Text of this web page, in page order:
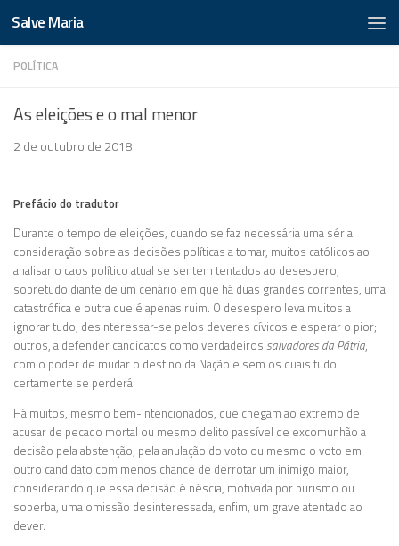
Salve Maria
POLÍTICA
As eleições e o mal menor
2 de outubro de 2018
Prefácio do tradutor
Durante o tempo de eleições, quando se faz necessária uma séria
consideração sobre as decisões políticas a tomar, muitos católicos ao
analisar o caos político atual se sentem tentados ao desespero,
sobretudo diante de um cenário em que há duas grandes correntes, uma
catastrófica e outra que é apenas ruim. O desespero leva muitos a
ignorar tudo, desinteressar-se pelos deveres cívicos e esperar o pior;
outros, a defender candidatos como verdadeiros salvadores da Pátria,
com o poder de mudar o destino da Nação e sem os quais tudo
certamente se perderá.
Há muitos, mesmo bem-intencionados, que chegam ao extremo de
acusar de pecado mortal ou mesmo delito passível de excomunhão a
decisão pela abstenção, pela anulação do voto ou mesmo o voto em
outro candidato com menos chance de derrotar um inimigo maior,
considerando que essa decisão é néscia, motivada por purismo ou
soberba, uma omissão desinteressada, enfim, um grave atentado ao
dever.